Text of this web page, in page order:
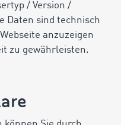
/ Version /
Daten sind technisch
anzuzeigen
zu gewährleisten.